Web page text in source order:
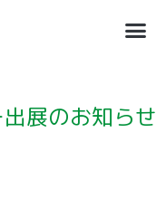
展のお知らせ